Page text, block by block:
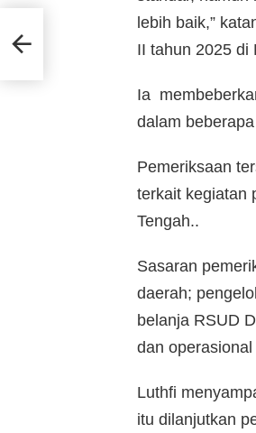
lebih baik,”
II tahun 2025 di
Ia
dalam
Pemeriksaan
terkait kegiatan
Tengah..
Sasaran
daerah;
belanja RSUD
dan
Luthfi
itu dilanjutkan